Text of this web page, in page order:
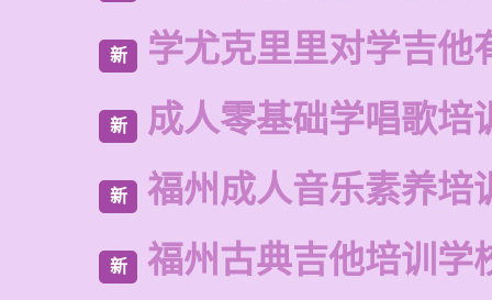
新 学尤克里里对学吉他
新 成人零基础学唱歌培
新 福州成人音乐素养培
新 福州古典吉他培训学